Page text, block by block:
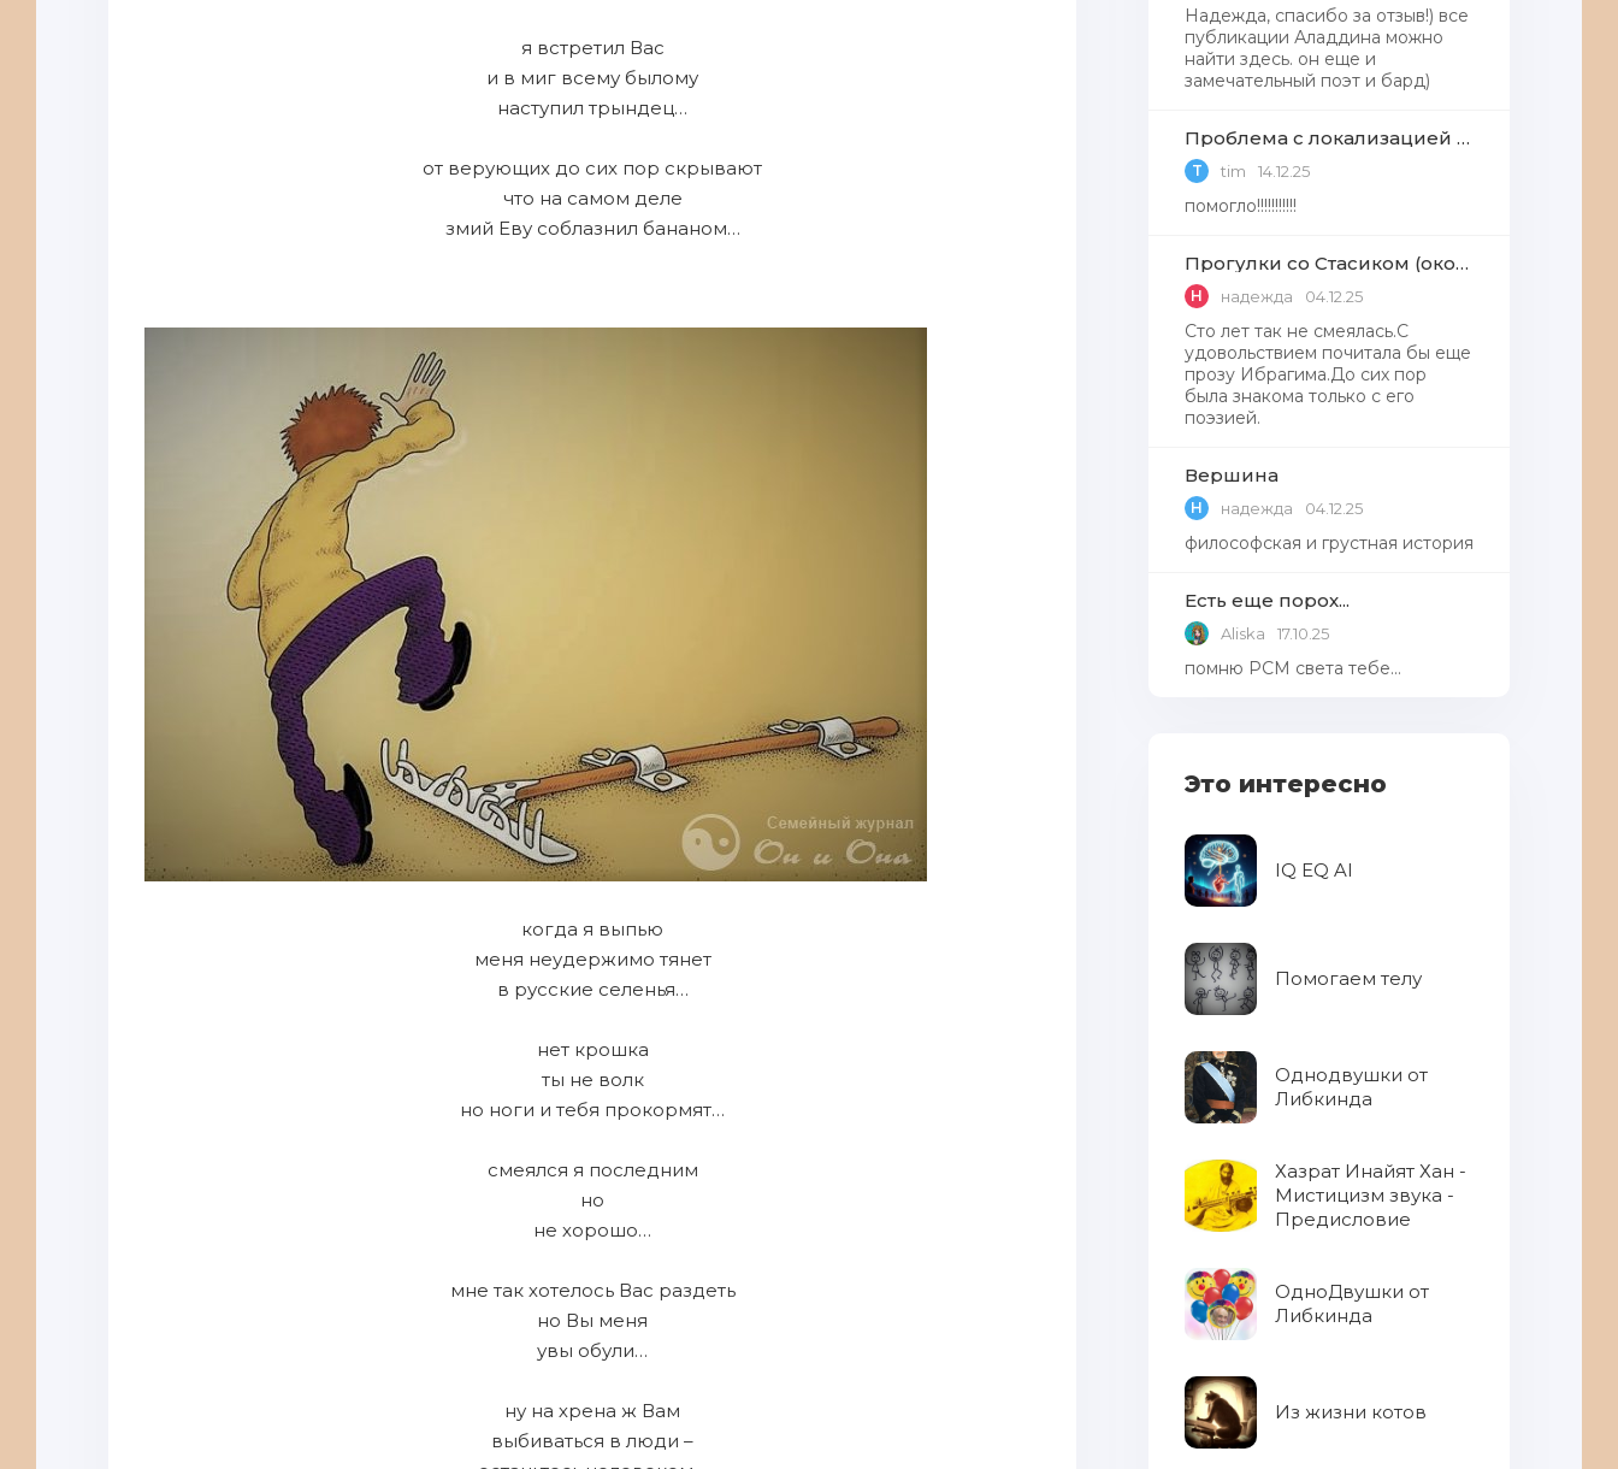
я встретил Вас
и в миг всему былому
наступил трындец…
от верующих до сих пор скрывают
что на самом деле
змий Еву соблазнил бананом…
когда я выпью
меня неудержимо тянет
в русские селенья…
нет крошка
ты не волк
но ноги и тебя прокормят…
смеялся я последним
но
не хорошо…
мне так хотелось Вас раздеть
но Вы меня
увы обули…
ну на хрена ж Вам
выбиваться в люди –
Надежда, cпасибо за отзыв!) все
публикации Аладдина можно
найти здесь. он еще и
замечательный поэт и бард)
Проблема с локализацией языков Windows Defender, Microsoft Store в Windows 11
T tim 14.12.25
помогло!!!!!!!!!!!
Прогулки со Стасиком (окончание)
Н надежда 04.12.25
Сто лет так не смеялась.С
удовольствием почитала бы еще
прозу Ибрагима.До сих пор
была знакома только с его
поэзией.
Вершина
Н надежда 04.12.25
философская и грустная история
Есть еще порох...
Aliska 17.10.25
помню РСМ cвета тебе...
Это интересно
IQ EQ AI
Помогаем телу
Однодвушки от
Либкинда
Хазрат Инайят Хан -
Мистицизм звука -
Предисловие
ОдноДвушки от
Либкинда
Из жизни котов